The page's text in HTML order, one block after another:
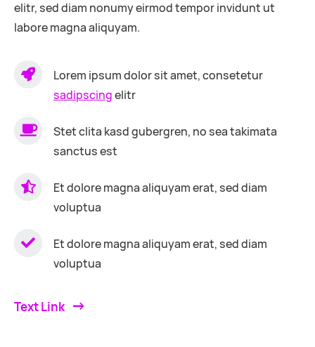
elitr, sed diam nonumy eirmod tempor invidunt ut
labore magna aliquyam.
Lorem ipsum dolor sit amet, consetetur
sadipscingelitr
Stet clita kasd gubergren, no sea takimata
sanctus est
Et dolore magna aliquyam erat, sed diam
voluptua
Et dolore magna aliquyam erat, sed diam
voluptua
Text Link